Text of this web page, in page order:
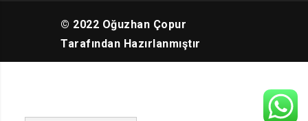
© 2022 Oğuzhan Çopur
Tarafından Hazırlanmıştır